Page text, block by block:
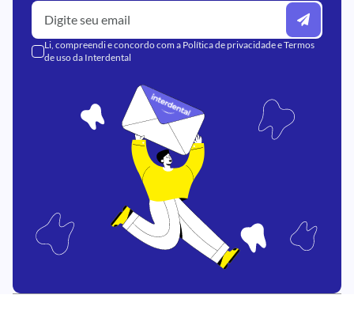
Li, compreendi e concordo com a Política de privacidadeeTermos
de usoda Interdental